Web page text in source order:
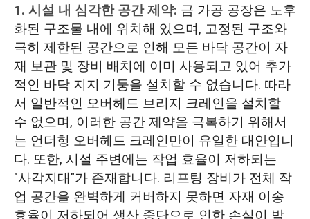
1. 시설 내 심각한 공간 제약: 금 가공 공장은 노후
화된 구조물 내에 위치해 있으며, 고정된 구조와
극히 제한된 공간으로 인해 모든 바닥 공간이 자
재 보관 및 장비 배치에 이미 사용되고 있어 추가
적인 바닥 지지 기둥을 설치할 수 없습니다. 따라
서 일반적인 오버헤드 브리지 크레인을 설치할
수 없으며, 이러한 공간 제약을 극복하기 위해서
는 언더헝 오버헤드 크레인만이 유일한 대안입니
다. 또한, 시설 주변에는 작업 효율이 저하되는
"사각지대"가 존재합니다. 리프팅 장비가 전체 작
업 공간을 완벽하게 커버하지 못하면 자재 이송